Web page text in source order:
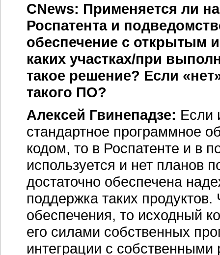
CNews: Применяется ли
Роспатента и
обеспечение с открытым
каких участках/при
такое решение? Если
такого ПО?
Алексей Гвинепадзе: Если
стандартное программное
кодом, то в Роспатенте и в
используется и нет планов
достаточно обеспечена
поддержка таких продуктов.
обеспечения, то исходный
его силами собственных
интеграции с собственными